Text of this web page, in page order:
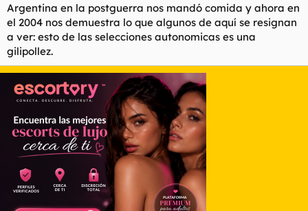
Argentina en la postguerra nos mandó comida y ahora en
el 2004 nos demuestra lo que algunos de aquí se resignan
a ver: esto de las selecciones autonomicas es una
gilipollez.